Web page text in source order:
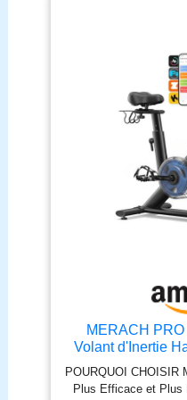
d’appartement
d’inertie de 15 kg et
de 3 mm),
robuste et un
utilisateurs pesant
en toute confiance.
soumis à 100.000
expédition – pour
maximales.
𝐄𝐗𝐏É𝐑𝐈𝐄𝐍𝐂𝐄
d’appartement
multifonctions qui
pour tablette
permettent de
restant hydraté
d’entraînement
𝐑É𝐒𝐈𝐒𝐓𝐀𝐍𝐂𝐄 –
𝐉𝐔𝐒𝐐𝐔’𝐀𝐔𝐗
MERACH
Volant d'Inertie
kg, Résistance
Cadre Renforcé
POURQUOI CHOISIR
Plus Efficace et Plus